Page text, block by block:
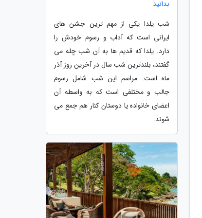
بدانید
شب یلدا یکی از مهم ترین جشن های
ایرانی است که آداب و رسوم خودش را
دارد. یلدا که قدیم ها به آن شب چله می
گفتند، بلندترین شب سال در آخرین روز آذر
ماه است. مراسم این شب شامل رسوم
جالب و مختلفی است که به واسطه آن
اعضای خانواده یا دوستان کنار هم جمع می
شوند.